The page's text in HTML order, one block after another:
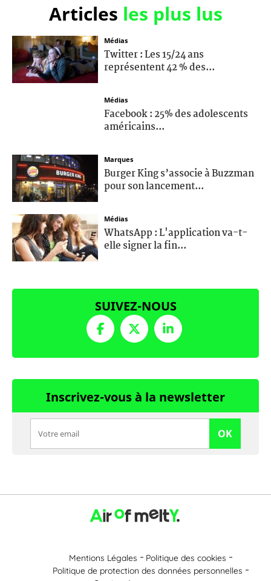
Articles les plus lus
Médias
Twitter : Les 15/24 ans
représentent 42 % des...
Médias
Facebook : 25% des adolescents
américains...
Marques
Burger King s’associe à Buzzman
pour son lancement...
Médias
WhatsApp : L'application va-t-
elle signer la fin...
SUIVEZ-NOUS
Inscrivez-vous à la newsletter
OK
Mentions Légales
Politique des cookies
Politique de protection des données personnelles